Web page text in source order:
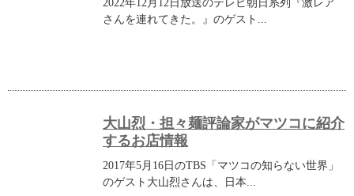
2022年12月12日放送のテレビ朝日系列『激レア
さんを連れてきた。』のゲスト...
大山烈・担々麺評論家がマツコに紹介
するお店情報
2017年5月16日のTBS「マツコの知らない世界」
のゲスト大山烈さんは、日本...